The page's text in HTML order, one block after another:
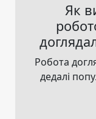
Як
Робота
дедалі